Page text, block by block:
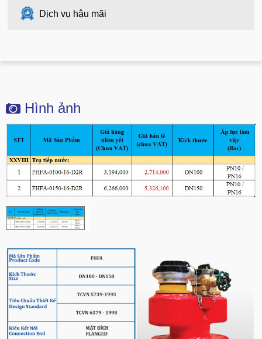
Dịch vụ hậu mãi
Hình ảnh